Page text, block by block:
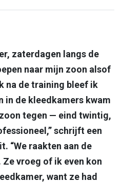
Mail
via link
zaterdagen langs de
naar mijn zoon alsof
na de training bleef ik
in de kleedkamers kwam
tegen — eind twintig,
schrijft een
“We raakten aan de
vroeg of ik even kon
want ze had